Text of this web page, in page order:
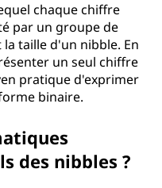
chaque chiffre
par un groupe de
taille d'un nibble. En
un seul chiffre
pratique d'exprimer
binaire.
des nibbles ?